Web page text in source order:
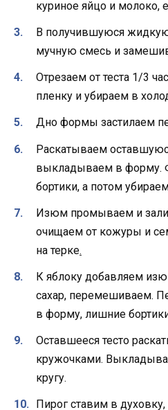
куриное яйцо и
В получившуюся
мучную смесь и
Отрезаем от теста 1/3
пленку и убираем в
Дно формы застилаем
Раскатываем
выкладываем в форму.
бортики, а потом
Изюм промываем и
очищаем от кожуры и
на терке.
К яблоку добавляем
сахар, перемешиваем.
в форму, лишние
Оставшееся тесто
кружочками.
кругу.
Пирог ставим в